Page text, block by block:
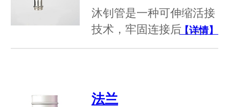
沐钊管是一种可伸缩活接
技术，牢固连接后，…
【详情】
法兰